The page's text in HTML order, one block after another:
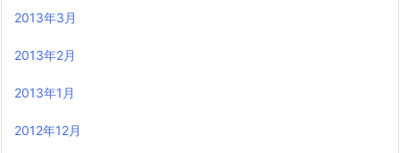
2013年3月
2013年2月
2013年1月
2012年12月